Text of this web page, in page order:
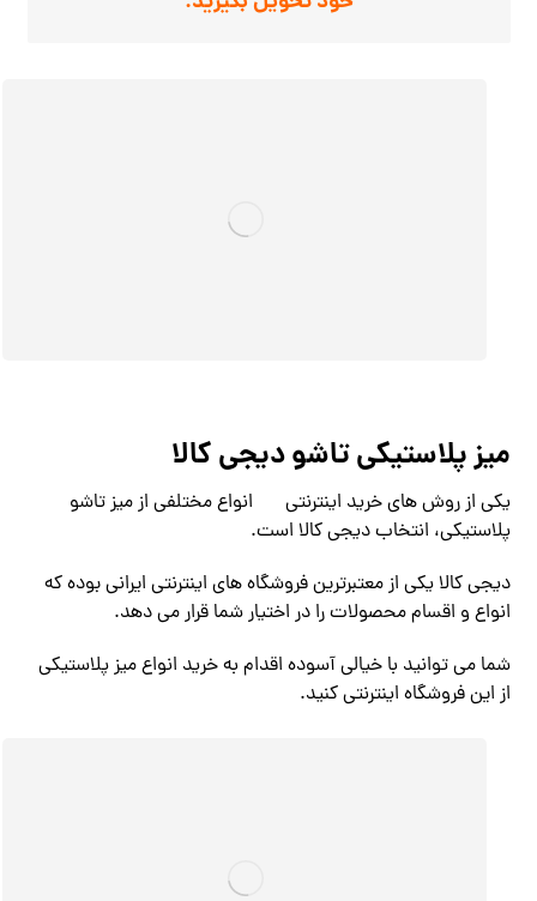
میز پلاستیکی تاشو دیجی کالا
یکی از روش های خرید اینترنتی
انواع مختلفی از میز تاشو
پلاستیکی، انتخاب دیجی کالا است.
دیجی کالا یکی از معتبرترین فروشگاه های اینترنتی ایرانی بوده که
انواع و اقسام محصولات را در اختیار شما قرار می دهد.
شما می توانید با خیالی آسوده اقدام به خرید انواع میز پلاستیکی
از این فروشگاه اینترنتی کنید.